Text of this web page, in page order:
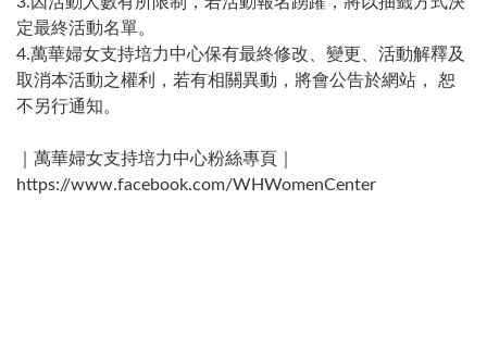
定最終活動名單。
4.萬華婦女支持培力中心保有最終修改、變更、活動解釋及
取消本活動之權利，若有相關異動，將會公告於網站， 恕
不另行通知。
｜萬華婦女支持培力中心粉絲專頁｜
https://www.facebook.com/WHWomenCenter